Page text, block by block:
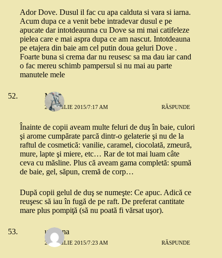
Ador Dove. Dusul il fac cu apa calduta si vara si iarna.
Acum dupa ce a venit bebe intradevar dusul e pe
apucate dar intotdeaunna cu Dove sa mi mai catifeleze
pielea care e mai aspra dupa ce am nascut. Intotdeauna
pe etajera din baie am cel putin doua geluri Dove .
Foarte buna si crema dar nu reusesc sa ma dau iar cand
o fac mereu schimb pampersul si nu mai au parte
manutele mele
Me
24 APRILIE 2015/7:17 AM RĂSPUNDE
Înainte de copii aveam multe feluri de duş în baie, culori
şi arome cumpărate parcă dintr-o gelaterie şi nu de la
raftul de cosmetică: vanilie, caramel, ciocolată, zmeură,
mure, lapte şi miere, etc… Rar de tot mai luam câte
ceva cu măsline. Plus că aveam gama completă: spumă
de baie, gel, săpun, cremă de corp…
După copii gelul de duş se numeşte: Ce apuc. Adică ce
reuşesc să iau în fugă de pe raft. De preferat cantitate
mare plus pompiţă (să nu poată fi vărsat uşor).
unniana
24 APRILIE 2015/7:23 AM RĂSPUNDE